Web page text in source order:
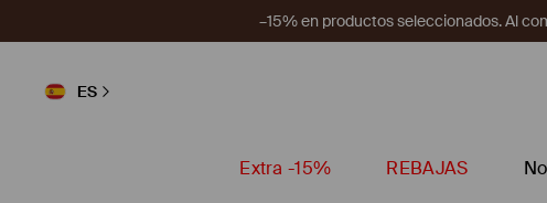
–15% en productos seleccionados. Al
ES
Extra -15% REBAJAS